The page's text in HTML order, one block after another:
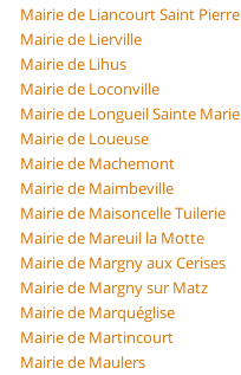
Mairie de Liancourt Saint Pierre
Mairie de Lierville
Mairie de Lihus
Mairie de Loconville
Mairie de Longueil Sainte Marie
Mairie de Loueuse
Mairie de Machemont
Mairie de Maimbeville
Mairie de Maisoncelle Tuilerie
Mairie de Mareuil la Motte
Mairie de Margny aux Cerises
Mairie de Margny sur Matz
Mairie de Marquéglise
Mairie de Martincourt
Mairie de Maulers